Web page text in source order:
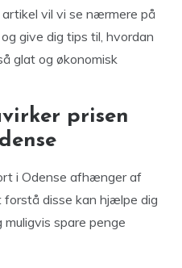
vil vi se nærmere på
give dig tips til, hvordan
glat og økonomisk
prisen
i Odense afhænger af
disse kan hjælpe dig
spare penge